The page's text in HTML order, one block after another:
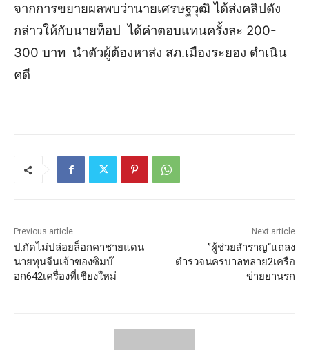
จากการขยายผลพบว่านายเศรษฐวุฒิ ได้ส่งคลิปดัง
กล่าวให้กับนายท็อป ได้ค่าตอบแทนครั้งละ 200-
300 บาท นำตัวผู้ต้องหาส่ง สภ.เมืองระยอง ดำเนิน
คดี
Previous article
ป.กัดไม่ปล่อยล็อกคาชายแดน
นายทุนจีนเจ้าของซิมบ๊
อก642เครื่องที่เชียงใหม่
Next article
”ผู้ช่วยสำราญ“แถลง
ตำรวจนครบาลทลาย2เครือ
ข่ายยานรก